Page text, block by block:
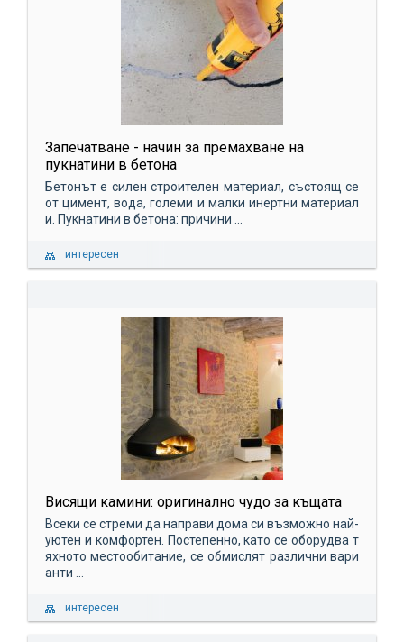
Запечатване - начин за премахване на
пукнатини в бетона
Бетонът е силен строителен материал, състоящ се
от цимент, вода, големи и малки инертни материал
и. Пукнатини в бетона: причини ...
интересен
Висящи камини: оригинално чудо за къщата
Всеки се стреми да направи дома си възможно най-
уютен и комфортен. Постепенно, като се оборудва т
яхното местообитание, се обмислят различни вари
анти ...
интересен